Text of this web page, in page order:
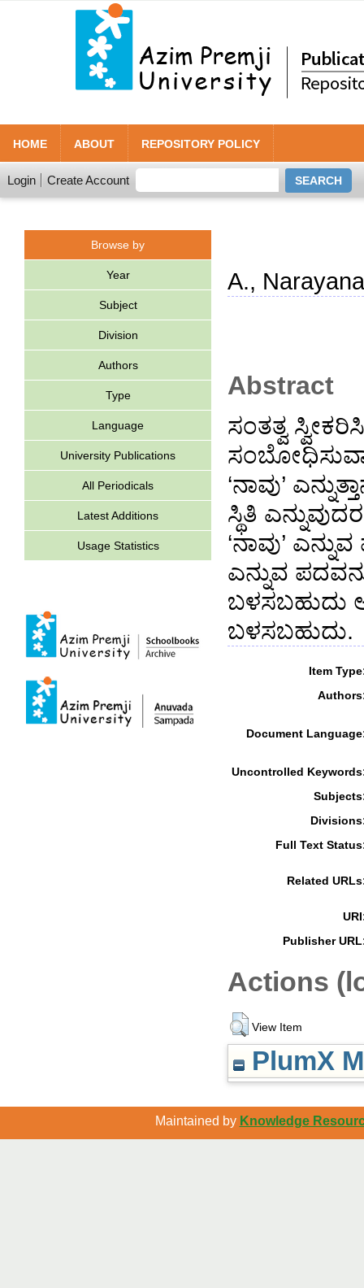
HOME ABOUT REPOSITORY POLICY
Login Create Account
Browse by
Year
Subject
Division
Authors
Type
Language
University Publications
All Periodicals
Latest Additions
Usage Statistics
A., Narayana
Abstract
ಸಂತತ್ವ
‘ನಾವು’
ಸ್ಥಿತಿ
‘ನಾವು’
ಎನ್ನುವ
ಬಳಸಬಹುದು
ಬಳಸಬಹುದು.
Item
Document
Uncontrolled
Full Text
Related
Publisher
Actions
View Item
PlumX
Maintained by Knowledge